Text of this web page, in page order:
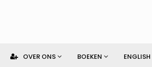
OVER ONS BOEKEN ENGLISH